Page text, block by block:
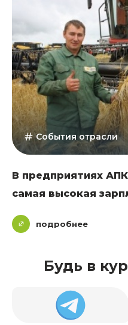
События отрасли
В предприятиях
самая высокая
подробнее
Будь в